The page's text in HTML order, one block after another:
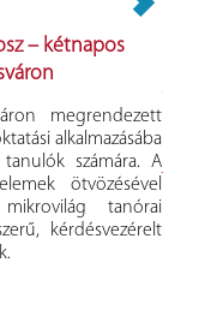
megrendezett
alkalmazásába
számára. A
ötvözésével
tanórai
kérdésvezérelt
– kétnapos